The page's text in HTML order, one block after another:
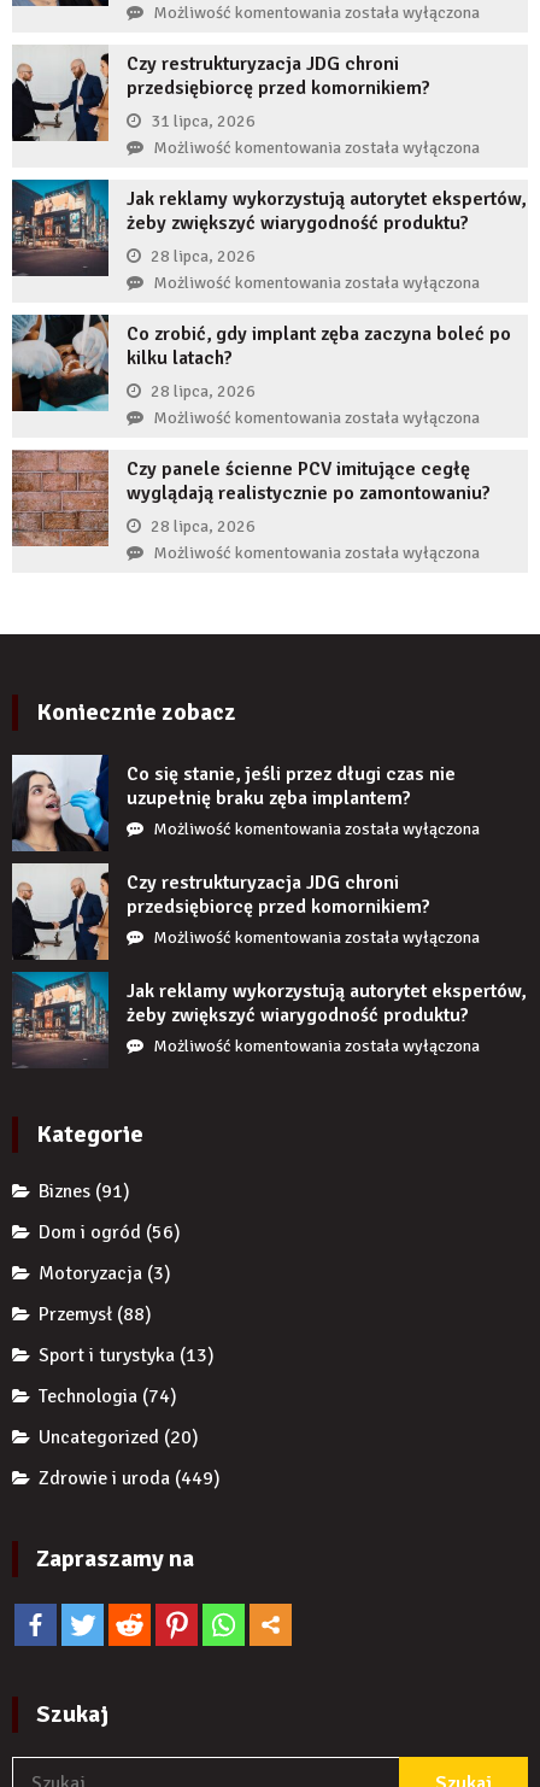
Możliwość komentowaniaCo
stanie,
jeśli
długi
uzupełnię
implantem?
została wyłączona
Czy restrukturyzacja JDG chroni
przedsiębiorcę przed komornikiem?
31 lipca, 2026
Możliwość komentowaniaCzy
JDG
chroni
przed
komornikiem?
została wyłączona
Jak reklamy wykorzystują autorytet ekspertów,
żeby zwiększyć wiarygodność produktu?
28 lipca, 2026
Możliwość komentowaniaJak
wykorzystują
żeby
zwiększyć
wiarygodność
produktu?
została wyłączona
Co zrobić, gdy implant zęba zaczyna boleć po
kilku latach?
28 lipca, 2026
Możliwość komentowaniaCo
gdy
implant
zaczyna
została wyłączona
Czy panele ścienne PCV imitujące cegłę
wyglądają realistycznie po zamontowaniu?
28 lipca, 2026
Możliwość komentowaniaCzy
zamontowaniu?
została wyłączona
Koniecznie zobacz
Co się stanie, jeśli przez długi czas nie
uzupełnię braku zęba implantem?
Możliwość komentowaniaCo
stanie,
jeśli
przez
czas
nie
uzupełnię
braku
została wyłączona
Czy restrukturyzacja JDG chroni
przedsiębiorcę przed komornikiem?
Możliwość komentowaniaCzy
JDG
chroni
przedsiębiorcę
została wyłączona
Jak reklamy wykorzystują autorytet ekspertów,
żeby zwiększyć wiarygodność produktu?
Możliwość komentowaniaJak
została wyłączona
Kategorie
Biznes (91)
Dom i ogród (56)
Motoryzacja (3)
Przemysł (88)
Sport i turystyka (13)
Technologia (74)
Uncategorized (20)
Zdrowie i uroda (449)
Zapraszamy na
Szukaj